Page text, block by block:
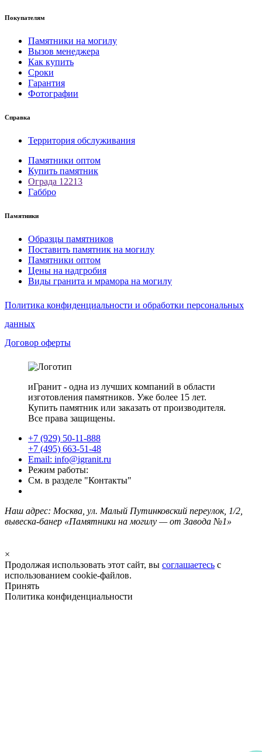
Покупателям
Памятники на могилу
Вызов менеджера
Как купить
Сроки
Гарантия
Фотографии
Справка
Территория обслуживания
Памятники оптом
Купить памятник
Ограда 12213
Габбро
Памятники
Образцы памятников
Поставить памятник на могилу
Памятники оптом
Цены на надгробия
Виды гранита и мрамора на могилу
Политика конфиденциальности и обработки персональных
данных
Договор оферты
иГранит - одна из лучших компаний в области
изготовления памятников. Уже более 15 лет.
Купить памятник или заказать от производителя.
Все права защищены.
+7 (929) 50-11-888
+7 (495) 663-51-48
Email: info@igranit.ru
Режим работы:
См. в разделе "Контакты"
Наш адрес: Москва, ул. Малый Путинковский переулок, 1/2,
вывеска-банер «Памятники на могилу — от Завода №1»
×
Продолжая использовать этот сайт, вы соглашаетесь с
использованием cookie-файлов.
Принять
Политика конфиденциальности